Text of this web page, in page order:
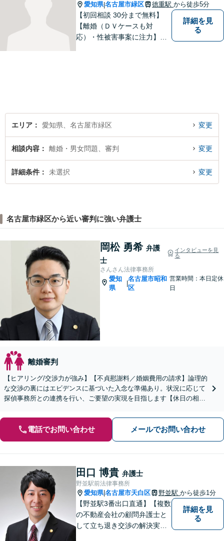
愛知県|名古屋市緑区 徳重駅 から徒歩5分
【初回相談 30分まで無料】
【離婚（ＤＶケースも対
応）・性被害事案に注力】
詳細を見
る
エリア 愛知県、名古屋市緑区 変更
相談内容 離婚・男女問題、審判 変更
詳細条件 未選択 変更
名古屋市緑区から近い審判に強い弁護士
岡松 勇希 弁護
士
インタビューを見
る
さんさん法律事務所
愛知
県
|
名古屋市昭和
区
営業時間：本日定休
日
離婚審判
【ヒアリング/交渉力が強み】【不貞慰謝料／婚姻費用の請求】論理的
な交渉の裏にはエビデンスに基づいた入念な準備あり。状況に応じて
探偵事務所との連携を行い、ご要望の実現を目指します【休日の相談
電話でお問い合わせ メールでお問い合わせ
田口 博貴 弁護士
野並駅前法律事務所
愛知県|名古屋市天白区 野並駅 から徒歩1分
【野並駅3番出口直通】【複数
の不動産会社の顧問弁護士と
して立ち退き交渉の解決実績
詳細を見
る